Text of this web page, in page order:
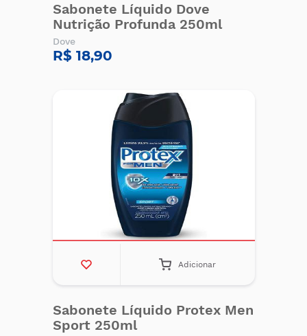
Sabonete Líquido Dove
Nutrição Profunda 250ml
Dove
R$ 18,90
Adicionar
Sabonete Líquido Protex Men
Sport 250ml